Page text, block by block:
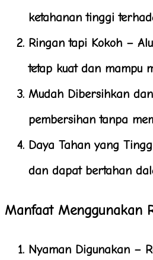
ketahanan tinggi
Ringan tapi Kokoh –
tetap kuat dan mampu
Mudah Dibersihkan
pembersihan tanpa
Daya Tahan yang
dan dapat bertahan
Manfaat Menggunakan
Nyaman Digunakan –